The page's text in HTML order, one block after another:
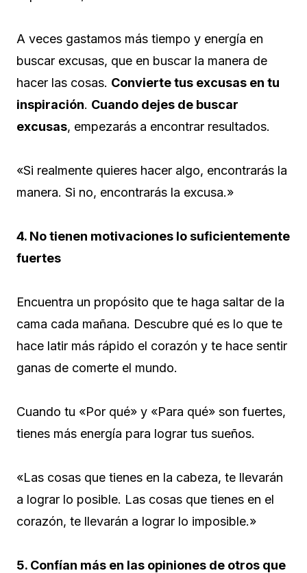
A veces gastamos más tiempo y energía en
buscar excusas, que en buscar la manera de
hacer las cosas. Convierte tus excusas en tu
inspiración. Cuando dejes de buscar
excusas, empezarás a encontrar resultados.
«Si realmente quieres hacer algo, encontrarás la
manera. Si no, encontrarás la excusa.»
4. No tienen motivaciones lo suficientemente
fuertes
Encuentra un propósito que te haga saltar de la
cama cada mañana. Descubre qué es lo que te
hace latir más rápido el corazón y te hace sentir
ganas de comerte el mundo.
Cuando tu «Por qué» y «Para qué» son fuertes,
tienes más energía para lograr tus sueños.
«Las cosas que tienes en la cabeza, te llevarán
a lograr lo posible. Las cosas que tienes en el
corazón, te llevarán a lograr lo imposible.»
5. Confían más en las opiniones de otros que